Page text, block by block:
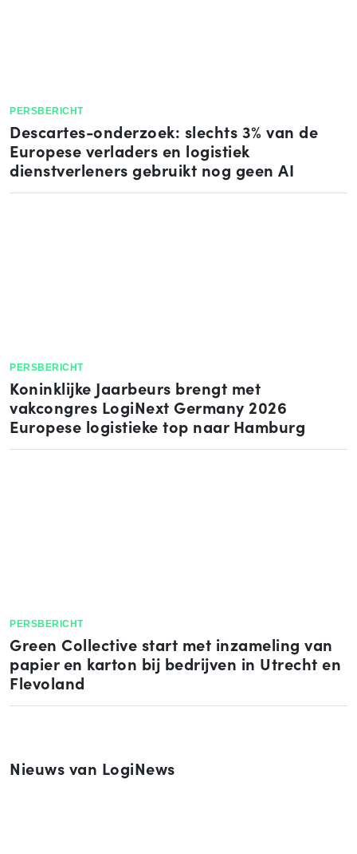
PERSBERICHT
Descartes-onderzoek: slechts 3% van de
Europese verladers en logistiek
dienstverleners gebruikt nog geen AI
PERSBERICHT
Koninklijke Jaarbeurs brengt met
vakcongres LogiNext Germany 2026
Europese logistieke top naar Hamburg
PERSBERICHT
Green Collective start met inzameling van
papier en karton bij bedrijven in Utrecht en
Flevoland
Nieuws van LogiNews